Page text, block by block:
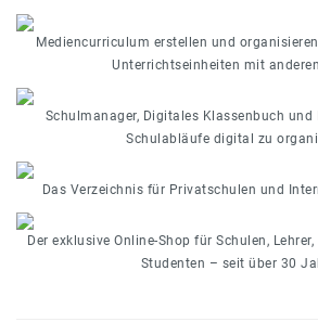
Mediencurriculum erstellen und
Unterrichtseinheiten mit
Schulmanager, Digitales Klassenbuch
Schulabläufe digital zu
Das Verzeichnis für Privatschulen und
Der exklusive Online-Shop für Schulen,
Studenten – seit über 30